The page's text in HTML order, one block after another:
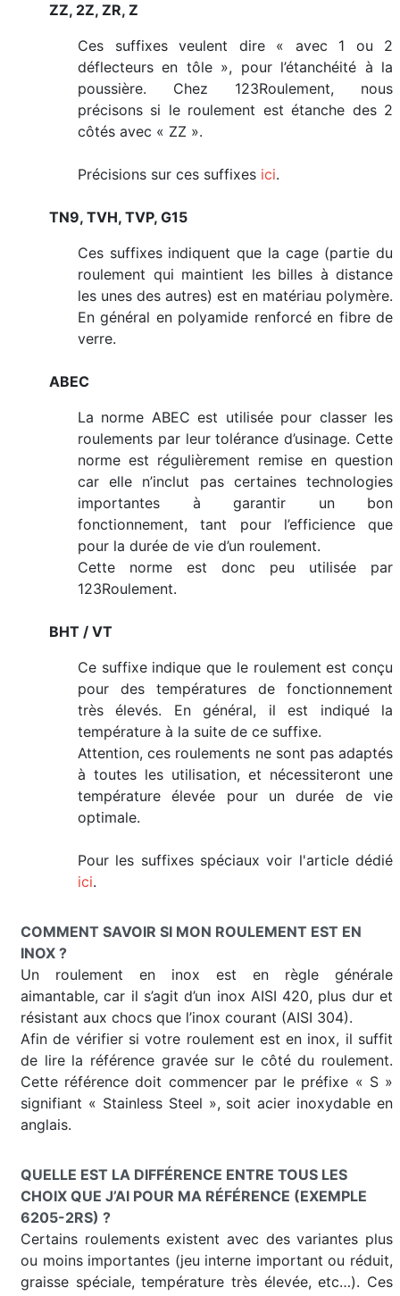
ZZ, 2Z, ZR, Z
Ces suffixes veulent dire « avec 1 ou 2
déflecteurs en tôle », pour l’étanchéité à la
poussière. Chez 123Roulement, nous
précisons si le roulement est étanche des 2
côtés avec « ZZ ».
Précisions sur ces suffixes ici.
TN9, TVH, TVP, G15
Ces suffixes indiquent que la cage (partie du
roulement qui maintient les billes à distance
les unes des autres) est en matériau polymère.
En général en polyamide renforcé en fibre de
verre.
ABEC
La norme ABEC est utilisée pour classer les
roulements par leur tolérance d’usinage. Cette
norme est régulièrement remise en question
car elle n’inclut pas certaines technologies
importantes à garantir un bon
fonctionnement, tant pour l’efficience que
pour la durée de vie d’un roulement.
Cette norme est donc peu utilisée par
123Roulement.
BHT / VT
Ce suffixe indique que le roulement est conçu
pour des températures de fonctionnement
très élevés. En général, il est indiqué la
température à la suite de ce suffixe.
Attention, ces roulements ne sont pas adaptés
à toutes les utilisation, et nécessiteront une
température élevée pour un durée de vie
optimale.
Pour les suffixes spéciaux voir l'article dédié
ici.
COMMENT SAVOIR SI MON ROULEMENT EST EN
INOX ?
Un roulement en inox est en règle générale
aimantable, car il s’agit d’un inox AISI 420, plus dur et
résistant aux chocs que l’inox courant (AISI 304).
Afin de vérifier si votre roulement est en inox, il suffit
de lire la référence gravée sur le côté du roulement.
Cette référence doit commencer par le préfixe « S »
signifiant « Stainless Steel », soit acier inoxydable en
anglais.
QUELLE EST LA DIFFÉRENCE ENTRE TOUS LES
CHOIX QUE J’AI POUR MA RÉFÉRENCE (EXEMPLE
6205-2RS) ?
Certains roulements existent avec des variantes plus
ou moins importantes (jeu interne important ou réduit,
graisse spéciale, température très élevée, etc…). Ces